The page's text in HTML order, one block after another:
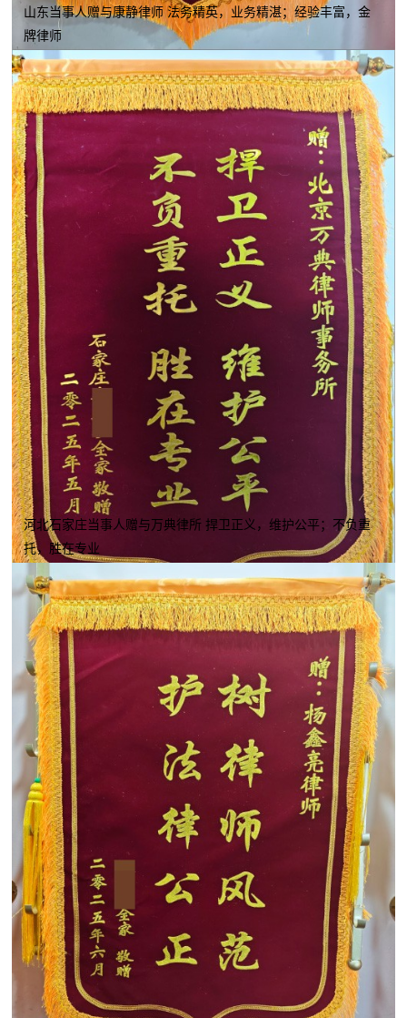
山东当事人赠与康静律师 法务精英，业务精湛；经验丰富，金
牌律师
河北石家庄当事人赠与万典律所 捍卫正义，维护公平；不负重
托，胜在专业